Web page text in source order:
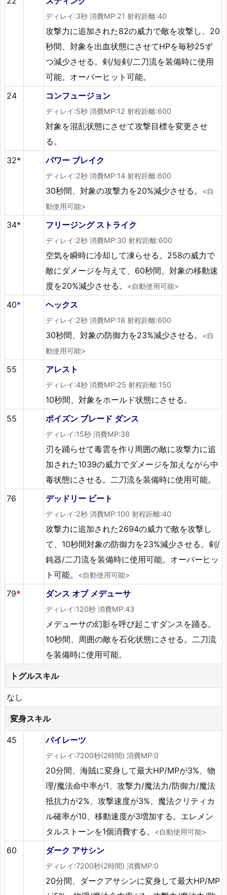
ディレイ:3秒 消費MP:21 射程距離:40
攻撃力に追加された82の威力で敵を攻撃し、20
秒間、対象を出血状態にさせてHPを毎秒25ず
つ減少させる。剣/短剣/二刀流を装備時に使用
可能。オーバーヒット可能。
24
コンフュージョン
ディレイ:5秒 消費MP:12 射程距離:600
対象を混乱状態にさせて攻撃目標を変更させ
る。
32*
パワー ブレイク
ディレイ:2秒 消費MP:14 射程距離:600
30秒間、対象の攻撃力を20%減少させる。
<自
動使用可能>
34* フリージング ストライク
ディレイ:2秒 消費MP:30 射程距離:600
空気を瞬時に冷却して凍らせる。258の威力で
敵にダメージを与えて、60秒間、対象の移動速
度を20%減少させる。
<自動使用可能>
40* ヘックス
ディレイ:2秒 消費MP:18 射程距離:600
30秒間、対象の防御力を23%減少させる。
<自
動使用可能>
55 アレスト
ディレイ:4秒 消費MP:25 射程距離:150
10秒間、対象をホールド状態にさせる。
55
ポイズン ブレード ダンス
ディレイ:15秒 消費MP:38
刃を踊らせて毒雲を作り周囲の敵に攻撃力に追
加された1039の威力でダメージを加えながら中
毒状態にさせる。二刀流を装備時に使用可能。
76
デッドリー ビート
ディレイ:2秒 消費MP:100 射程距離:40
攻撃力に追加された2694の威力で敵を攻撃し
て、10秒間対象の防御力を23%減少させる。剣/
鈍器/二刀流を装備時に使用可能。オーバーヒッ
ト可能。
<自動使用可能>
79* ダンス オブ メデューサ
ディレイ:120秒 消費MP:43
メデューサの幻影を呼び起こすダンスを踊る。
10秒間、周囲の敵を石化状態にさせる。二刀流
を装備時に使用可能。
トグルスキル
なし
変身スキル
45 パイレーツ
ディレイ:7200秒(2時間) 消費MP:0
20分間、海賊に変身して最大HP/MPが3%、物
理/魔法命中率が1、攻撃力/魔法力/防御力/魔法
抵抗力が2%、攻撃速度が3%、魔法クリティカ
ル確率が10、移動速度が3増加する。エレメン
タルストーンを1個消費する。
<自動使用可能>
60 ダーク アサシン
ディレイ:7200秒(2時間) 消費MP:0
20分間、ダークアサシンに変身して最大HP/MP